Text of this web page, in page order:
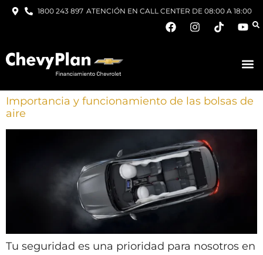
1800 243 897 ATENCIÓN EN CALL CENTER DE 08:00 A 18:00
Importancia y funcionamiento de las bolsas de
aire
Tu seguridad es una prioridad para nosotros en